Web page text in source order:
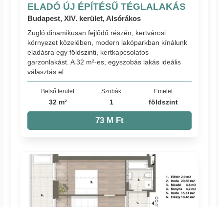
ELADÓ ÚJ ÉPÍTÉSŰ TÉGLALAKÁS
Budapest, XIV. kerület, Alsórákos
Zugló dinamikusan fejlődő részén, kertvárosi
környezet közelében, modern lakóparkban kínálunk
eladásra egy földszinti, kertkapcsolatos
garzonlakást. A 32 m²-es, egyszobás lakás ideális
választás el...
Belső terület
32 m²
Szobák
1
Emelet
földszint
73 M Ft